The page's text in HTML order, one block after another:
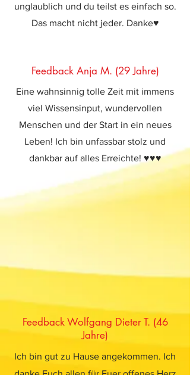
unglaublich und du teilst es einfach so.
Das macht nicht jeder. Danke♥
Feedback Anja M. (29 Jahre)
Eine wahnsinnig tolle Zeit mit immens
viel Wissensinput, wundervollen
Menschen und der Start in ein neues
Leben! Ich bin unfassbar stolz und
dankbar auf alles Erreichte! ♥♥♥
Feedback Wolfgang Dieter T. (46
Jahre)
Ich bin gut zu Hause angekommen. Ich